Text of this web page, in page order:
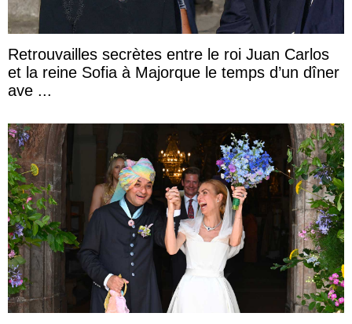
Retrouvailles secrètes entre le roi Juan Carlos
et la reine Sofia à Majorque le temps d’un dîner
ave ...